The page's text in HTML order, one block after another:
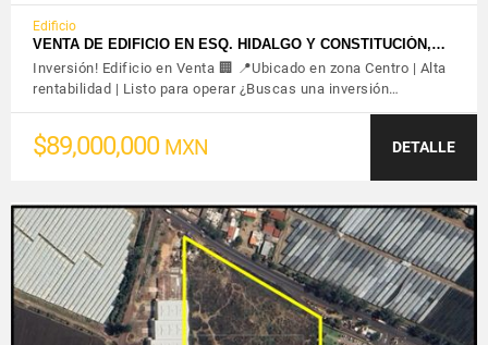
Edificio
VENTA DE EDIFICIO EN ESQ. HIDALGO Y CONSTITUCIÓN,…
Inversión! Edificio en Venta 🏢 📍Ubicado en zona Centro | Alta
rentabilidad | Listo para operar ¿Buscas una inversión…
$89,000,000 MXN DETALLE